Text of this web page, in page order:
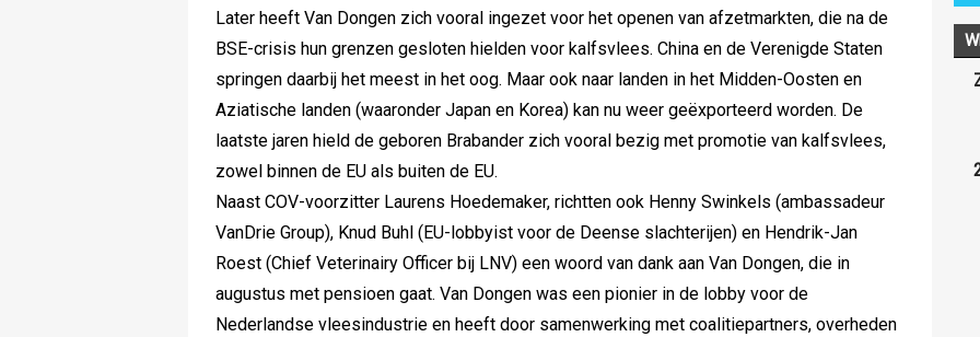
Later heeft Van Dongen zich vooral ingezet voor het openen van afzetmarkten, die na de
BSE-crisis hun grenzen gesloten hielden voor kalfsvlees. China en de Verenigde Staten
springen daarbij het meest in het oog. Maar ook naar landen in het Midden-Oosten en
Aziatische landen (waaronder Japan en Korea) kan nu weer geëxporteerd worden. De
laatste jaren hield de geboren Brabander zich vooral bezig met promotie van kalfsvlees,
zowel binnen de EU als buiten de EU.
Naast COV-voorzitter Laurens Hoedemaker, richtten ook Henny Swinkels (ambassadeur
VanDrie Group), Knud Buhl (EU-lobbyist voor de Deense slachterijen) en Hendrik-Jan
Roest (Chief Veterinairy Officer bij LNV) een woord van dank aan Van Dongen, die in
augustus met pensioen gaat. Van Dongen was een pionier in de lobby voor de
Nederlandse vleesindustrie en heeft door samenwerking met coalitiepartners, overheden